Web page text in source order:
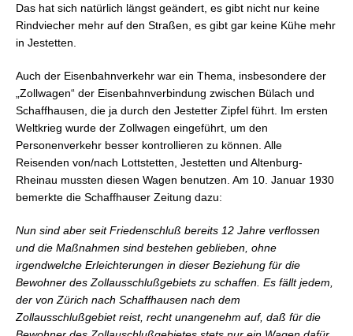
Das hat sich natürlich längst geändert, es gibt nicht nur keine
Rindviecher mehr auf den Straßen, es gibt gar keine Kühe mehr
in Jestetten.
Auch der Eisenbahnverkehr war ein Thema, insbesondere der
„Zollwagen“ der Eisenbahnverbindung zwischen Bülach und
Schaffhausen, die ja durch den Jestetter Zipfel führt. Im ersten
Weltkrieg wurde der Zollwagen eingeführt, um den
Personenverkehr besser kontrollieren zu können. Alle
Reisenden von/nach Lottstetten, Jestetten und Altenburg-
Rheinau mussten diesen Wagen benutzen. Am 10. Januar 1930
bemerkte die Schaffhauser Zeitung dazu:
Nun sind aber seit Friedenschluß bereits 12 Jahre verflossen
und die Maßnahmen sind bestehen geblieben, ohne
irgendwelche Erleichterungen in dieser Beziehung für die
Bewohner des Zollausschlußgebiets zu schaffen. Es fällt jedem,
der von Zürich nach Schaffhausen nach dem
Zollausschlußgebiet reist, recht unangenehm auf, daß für die